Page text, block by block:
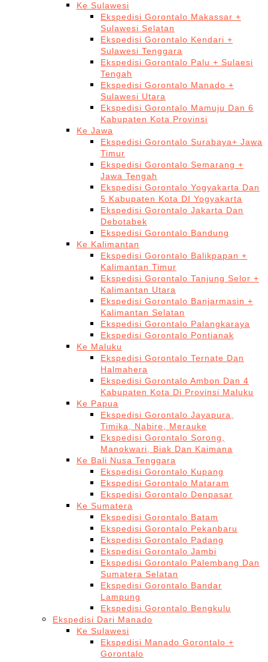
Ke Sulawesi
Ekspedisi Gorontalo Makassar +
Sulawesi Selatan
Ekspedisi Gorontalo Kendari +
Sulawesi Tenggara
Ekspedisi Gorontalo Palu + Sulaesi
Tengah
Ekspedisi Gorontalo Manado +
Sulawesi Utara
Ekspedisi Gorontalo Mamuju Dan 6
Kabupaten Kota Provinsi
Ke Jawa
Ekspedisi Gorontalo Surabaya+ Jawa
Timur
Ekspedisi Gorontalo Semarang +
Jawa Tengah
Ekspedisi Gorontalo Yogyakarta Dan
5 Kabupaten Kota DI Yogyakarta
Ekspedisi Gorontalo Jakarta Dan
Debotabek
Ekspedisi Gorontalo Bandung
Ke Kalimantan
Ekspedisi Gorontalo Balikpapan +
Kalimantan Timur
Ekspedisi Gorontalo Tanjung Selor +
Kalimantan Utara
Ekspedisi Gorontalo Banjarmasin +
Kalimantan Selatan
Ekspedisi Gorontalo Palangkaraya
Ekspedisi Gorontalo Pontianak
Ke Maluku
Ekspedisi Gorontalo Ternate Dan
Halmahera
Ekspedisi Gorontalo Ambon Dan 4
Kabupaten Kota Di Provinsi Maluku
Ke Papua
Ekspedisi Gorontalo Jayapura,
Timika, Nabire, Merauke
Ekspedisi Gorontalo Sorong,
Manokwari, Biak Dan Kaimana
Ke Bali Nusa Tenggara
Ekspedisi Gorontalo Kupang
Ekspedisi Gorontalo Mataram
Ekspedisi Gorontalo Denpasar
Ke Sumatera
Ekspedisi Gorontalo Batam
Ekspedisi Gorontalo Pekanbaru
Ekspedisi Gorontalo Padang
Ekspedisi Gorontalo Jambi
Ekspedisi Gorontalo Palembang Dan
Sumatera Selatan
Ekspedisi Gorontalo Bandar
Lampung
Ekspedisi Gorontalo Bengkulu
Ekspedisi Dari Manado
Ke Sulawesi
Ekspedisi Manado Gorontalo +
Gorontalo